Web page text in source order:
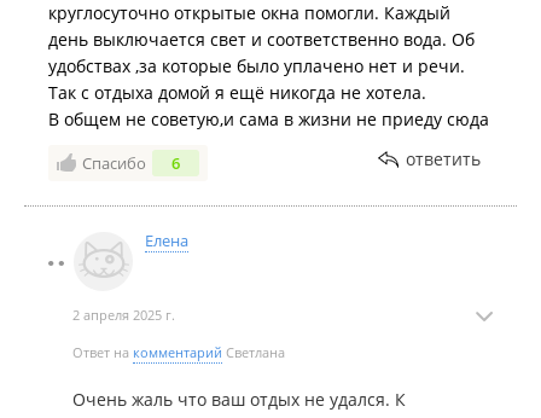
круглосуточно открытые окна помогли. Каждый
день выключается свет и соответственно вода. Об
удобствах ,за которые было уплачено нет и речи.
Так с отдыха домой я ещё никогда не хотела.
В общем не советую,и сама в жизни не приеду сюда
Спасибо 6 ответить
Елена
2 апреля 2025 г.
Ответ на комментарий Светлана
Очень жаль что ваш отдых не удался. К